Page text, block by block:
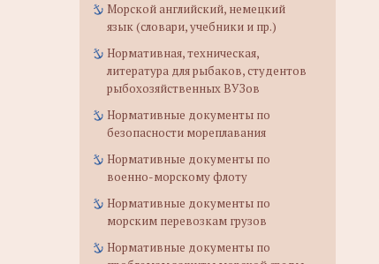
Морской английский, немецкий
язык (словари, учебники и пр.)
Нормативная, техническая,
литература для рыбаков, студентов
рыбохозяйственных ВУЗов
Нормативные документы по
безопасности мореплавания
Нормативные документы по
военно-морскому флоту
Нормативные документы по
морским перевозкам грузов
Нормативные документы по